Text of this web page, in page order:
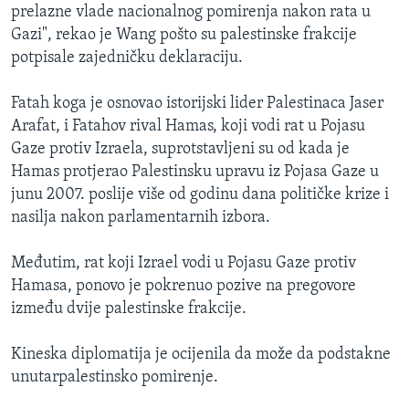
prelazne vlade nacionalnog pomirenja nakon rata u
Gazi", rekao je Wang pošto su palestinske frakcije
potpisale zajedničku deklaraciju.
Fatah koga je osnovao istorijski lider Palestinaca Jaser
Arafat, i Fatahov rival Hamas, koji vodi rat u Pojasu
Gaze protiv Izraela, suprotstavljeni su od kada je
Hamas protjerao Palestinsku upravu iz Pojasa Gaze u
junu 2007. poslije više od godinu dana političke krize i
nasilja nakon parlamentarnih izbora.
Međutim, rat koji Izrael vodi u Pojasu Gaze protiv
Hamasa, ponovo je pokrenuo pozive na pregovore
između dvije palestinske frakcije.
Kineska diplomatija je ocijenila da može da podstakne
unutarpalestinsko pomirenje.